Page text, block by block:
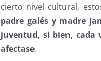
cierto nivel cultural,
padre galés y madre
juventud, si bien, cada
afectase.